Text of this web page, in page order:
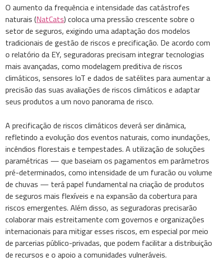
O aumento da frequência e intensidade das catástrofes
naturais (NatCats) coloca uma pressão crescente sobre o
setor de seguros, exigindo uma adaptação dos modelos
tradicionais de gestão de riscos e precificação. De acordo com
o relatório da EY, seguradoras precisam integrar tecnologias
mais avançadas, como modelagem preditiva de riscos
climáticos, sensores IoT e dados de satélites para aumentar a
precisão das suas avaliações de riscos climáticos e adaptar
seus produtos a um novo panorama de risco.
A precificação de riscos climáticos deverá ser dinâmica,
refletindo a evolução dos eventos naturais, como inundações,
incêndios florestais e tempestades. A utilização de soluções
paramétricas — que baseiam os pagamentos em parâmetros
pré-determinados, como intensidade de um furacão ou volume
de chuvas — terá papel fundamental na criação de produtos
de seguros mais flexíveis e na expansão da cobertura para
riscos emergentes. Além disso, as seguradoras precisarão
colaborar mais estreitamente com governos e organizações
internacionais para mitigar esses riscos, em especial por meio
de parcerias público-privadas, que podem facilitar a distribuição
de recursos e o apoio a comunidades vulneráveis.